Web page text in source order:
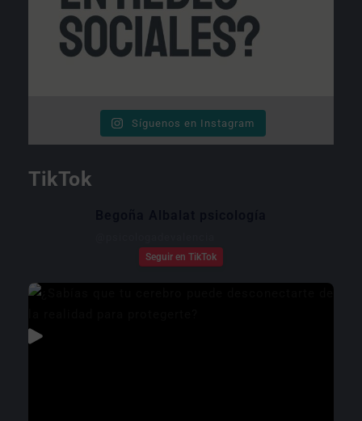
Síguenos en Instagram
TikTok
Seguir en TikTok